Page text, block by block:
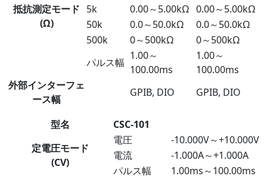
抵抗測定モード
(Ω)
5k
0.00～5.00kΩ 0.00～5.00kΩ
50k
0.0～50.0kΩ
0.0～50.0kΩ
500k
0～500kΩ
0～500kΩ
パルス幅
1.00～
100.00ms
1.00～
100.00ms
外部インターフェ
ース幅
GPIB, DIO GPIB, DIO
型名
CSC-101
定電圧モード
(CV)
電圧
-10.000V～+10.000V
電流
-1.000A～+1.000A
パルス幅
1.00ms～100.00ms